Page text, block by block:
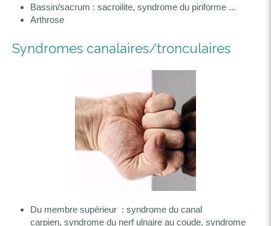
Bassin/sacrum : sacroilite, syndrome du piriforme ...
Arthrose
Syndromes canalaires/tronculaires
Du membre supérieur : syndrome du canal
carpien, syndrome du nerf ulnaire au coude, syndrome